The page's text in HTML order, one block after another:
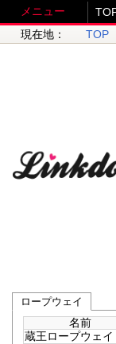
メニュー
現在地：
TOP
ロープウェイ
名前
蔵王ロープウェイ